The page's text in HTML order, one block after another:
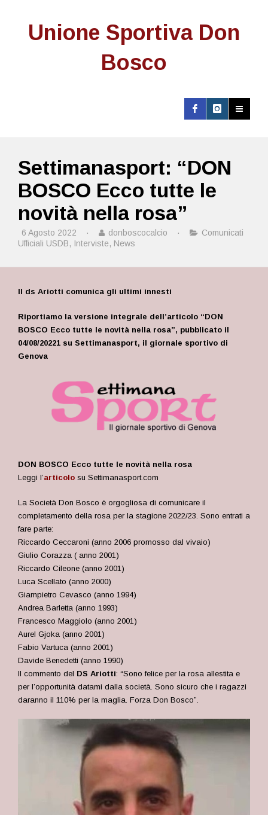
Unione Sportiva Don
Bosco
Settimanasport: “DON
BOSCO Ecco tutte le
novità nella rosa”
6 Agosto 2022 · donboscocalcio ·
Comunicati
Ufficiali USDB, Interviste, News
Il ds Ariotti comunica gli ultimi innesti
Riportiamo la versione integrale dell’articolo “DON
BOSCO Ecco tutte le novità nella rosa”, pubblicato il
04/08/20221 su Settimanasport, il giornale sportivo di
Genova
DON BOSCO Ecco tutte le novità nella rosa
Leggi l’articolo su Settimanasport.com
La Società Don Bosco è orgogliosa di comunicare il
completamento della rosa per la stagione 2022/23. Sono entrati a
fare parte:
Riccardo Ceccaroni (anno 2006 promosso dal vivaio)
Giulio Corazza ( anno 2001)
Riccardo Cileone (anno 2001)
Luca Scellato (anno 2000)
Giampietro Cevasco (anno 1994)
Andrea Barletta (anno 1993)
Francesco Maggiolo (anno 2001)
Aurel Gjoka (anno 2001)
Fabio Vartuca (anno 2001)
Davide Benedetti (anno 1990)
Il commento del DS Ariotti: “Sono felice per la rosa allestita e
per l’opportunità datami dalla società. Sono sicuro che i ragazzi
daranno il 110% per la maglia. Forza Don Bosco”.